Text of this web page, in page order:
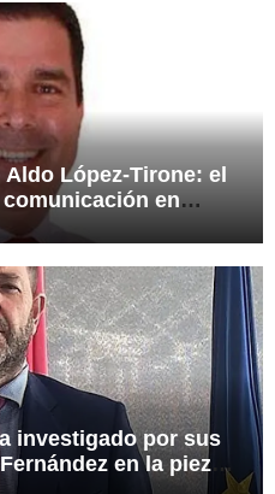
López-Tirone: el
en
investigado por sus
en la pieza